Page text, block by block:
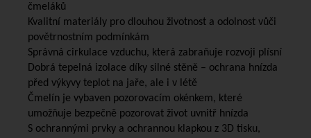
čmeláků
Kvalitní materiály pro dlouhou životnost a odolnost vůči
povětrnostním podmínkám
Správná cirkulace vzduchu, která zabraňuje rozvoji plísní
Dobrá tepelná izolace díky silné stěně – ochrana hnízda
před výkyvy teplot na jaře, ale i v létě
Čmelín je vybaven pozorovacím okénkem, které
umožňuje bezpečně pozorovat život uvnitř hnízda
S ochrannými prvky a ochrannou klapkou z 3D tisku,